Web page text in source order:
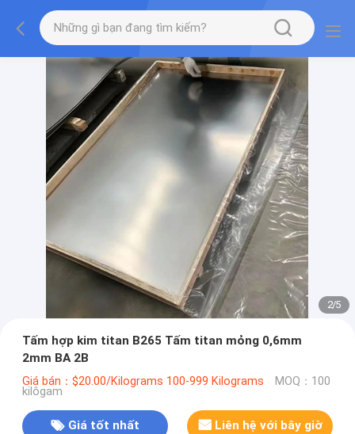
2/5
Tấm hợp kim titan B265 Tấm titan mỏng 0,6mm
2mm BA 2B
Giá bán：$20.00/Kilograms 100-999 Kilograms MOQ：100
kilôgam
Giá tốt nhất Liên hệ với bây giờ